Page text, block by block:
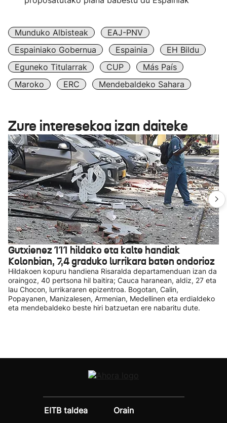
Munduko Albisteak
EAJ-PNV
Espainiako Gobernua
Espainia
EH Bildu
Eguneko Titularrak
CUP
Más País
Maroko
ERC Mendebaldeko Sahara
Zure interesekoa izan daiteke
Gutxienez 111 hildako eta kalte handiak
Kolonbian, 7,4 graduko lurrikara baten ondorioz
Hildakoen kopuru handiena Risaralda departamenduan izan da
oraingoz, 40 pertsona hil baitira; Cauca haranean, aldiz, 27 eta
lau Chocon, lurrikararen epizentroa. Bogotan, Calin,
Popayanen, Manizalesen, Armenian, Medellinen eta erdialdeko
eta mendebaldeko beste hiri batzuetan ere nabaritu dute.
EITB taldea
Orain